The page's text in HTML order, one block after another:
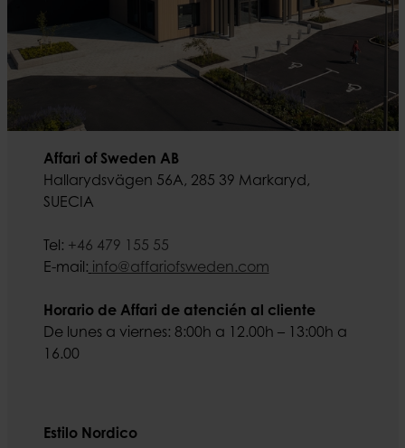
Affari of Sweden AB
Hallarydsvägen 56A, 285 39 Markaryd,
SUECIA
Tel: +46 479 155 55
E-mail: info@affariofsweden.com
Horario de Affari de atencién al cliente
De lunes a viernes: 8:00h a 12.00h – 13:00h a
16.00
Estilo Nordico